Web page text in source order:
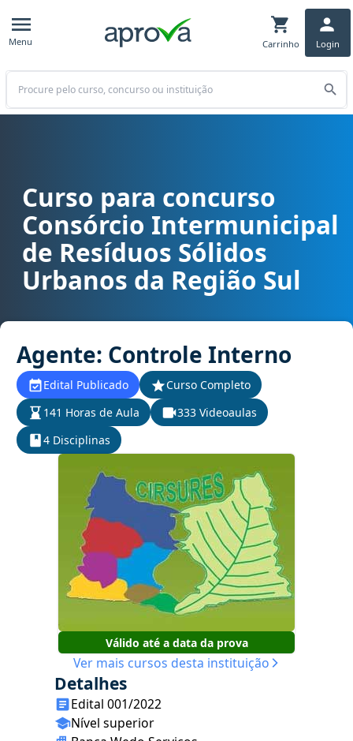
Menu Carrinho Login
Buscar
Curso para concurso CIRSURES - Consórcio Intermunicipal de
Curso para concurso
Consórcio Intermunicipal
de Resíduos Sólidos
Urbanos da Região Sul
Agente: Controle Interno
Edital Publicado
Curso Completo
141 Horas de Aula
333 Videoaulas
4 Disciplinas
Válido até a data da prova
Ver mais cursos desta instituição
Detalhes
Edital 001/2022
Nível superior